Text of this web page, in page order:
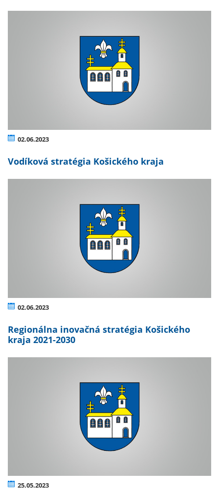
02.06.2023
Vodíková stratégia Košického kraja
02.06.2023
Regionálna inovačná stratégia Košického
kraja 2021-2030
25.05.2023